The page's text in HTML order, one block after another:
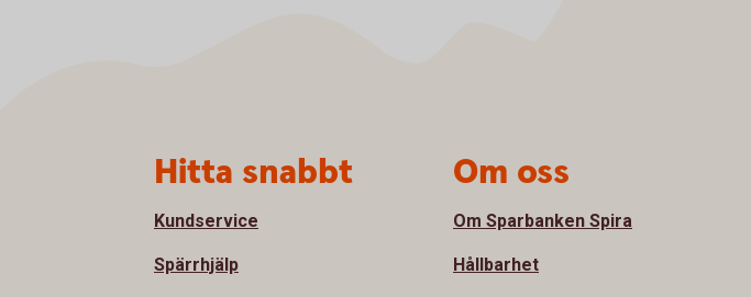
Hitta snabbt
Kundservice
Spärrhjälp
Om oss
Om Sparbanken Spira
Hållbarhet